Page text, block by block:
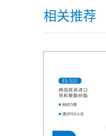
相关推荐